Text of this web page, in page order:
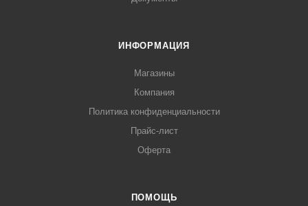
ИНФОРМАЦИЯ
Магазины
Компания
Политика конфиденциальности
Прайс-лист
Оферта
ПОМОЩЬ